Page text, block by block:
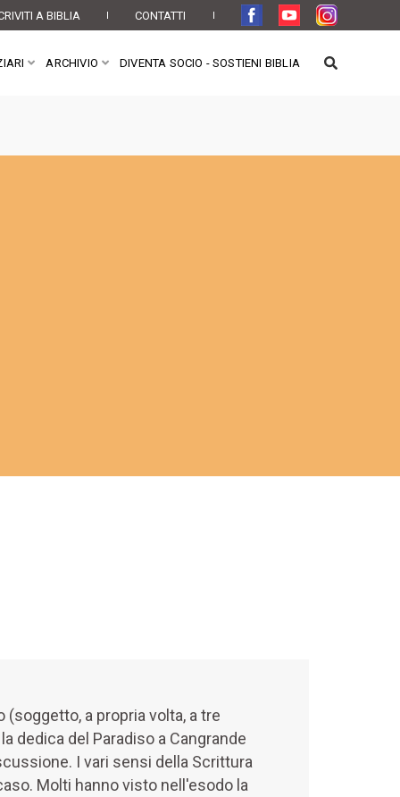
A BIBLIA CONTATTI
ARCHIVIO DIVENTA SOCIO - SOSTIENI BIBLIA
a propria volta, a tre
dedica del Paradiso a Cangrande
I vari sensi della Scrittura
Molti hanno visto nell'esodo la